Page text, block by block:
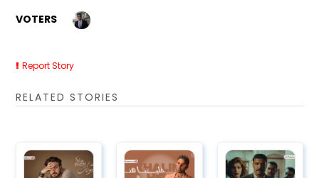
VOTERS
Report Story
RELATED STORIES